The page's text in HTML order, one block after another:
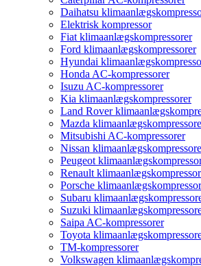
Daihatsu
Elektrisk kompressor
Fiat klimaanlægskompressorer
Ford klimaanlægskompressorer
Hyundai
Honda AC-kompressorer
Isuzu AC-kompressorer
Kia klimaanlægskompressorer
Land Rover
Mazda
Mitsubishi AC-kompressorer
Nissan
Peugeot
Renault
Porsche klimaanlægskompressor
Subaru
Suzuki
Saipa AC-kompressorer
Toyota
TM-kompressorer
Volkswagen